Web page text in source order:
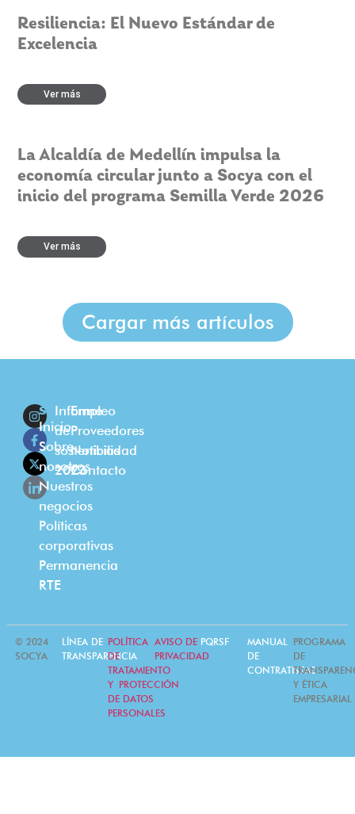
Resiliencia: El Nuevo Estándar de
Excelencia
Ver más
La Alcaldía de Medellín impulsa la
economía circular junto a Socya con el
inicio del programa Semilla Verde 2026
Ver más
Cargar más artículos
somos
Inicio
Sobre
nosotros
Nuestros
negocios
Políticas
corporativas
Permanencia
RTE
Informe
de
sostenibilidad
2023
Empleo
Proveedores
Noticias
Contacto
© 2024
SOCYA
LÍNEA DE
TRANSPARENCIA
POLÍTICA
DE
TRATAMIENTO
Y PROTECCIÓN
DE DATOS
PERSONALES
AVISO DE
PRIVACIDAD
PQRSF
MANUAL
DE
CONTRATISTAS
PROGRAMA
DE
Y ÉTICA
EMPRESARIAL